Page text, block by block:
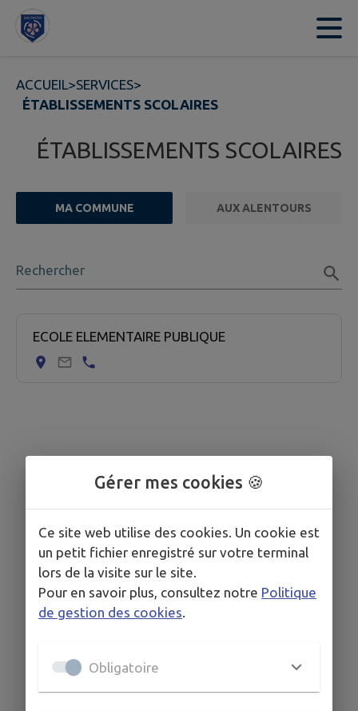
Contenu
ACCUEIL>SERVICES>
ÉTABLISSEMENTS SCOLAIRES
ÉTABLISSEMENTS SCOLAIRES
MA COMMUNE AUX ALENTOURS
Rechercher
ECOLE ELEMENTAIRE PUBLIQUE
Gérer mes cookies 🍪
Ce site web utilise des cookies. Un cookie est
un petit fichier enregistré sur votre terminal
lors de la visite sur le site.
Pour en savoir plus, consultez notre Politique
de gestion des cookies.
Obligatoire